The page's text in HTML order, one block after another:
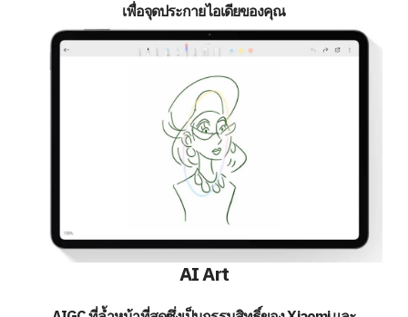
เพื่อจุดประกายไอเดียของคุณ
AI Art